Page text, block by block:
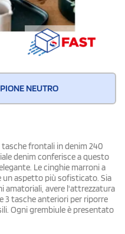
NEUTRO
tasche frontali in denim 240
denim conferisce a questo
Le cinghie marroni a
aspetto più sofisticato. Sia
amatoriali, avere l'attrezzatura
3 tasche anteriori per riporre
Ogni grembiule è presentato